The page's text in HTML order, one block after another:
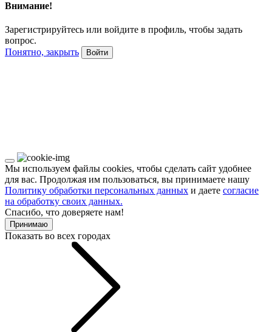
Внимание!
Зарегистрируйтесь или войдите в профиль, чтобы задать
вопрос.
Понятно, закрыть
Войти
Мы используем файлы cookies, чтобы сделать сайт удобнее
для вас. Продолжая им пользоваться, вы принимаете нашу
Политику обработки персональных данных и даете согласие
на обработку своих данных.
Спасибо, что доверяете нам!
Принимаю
Показать во всех городах